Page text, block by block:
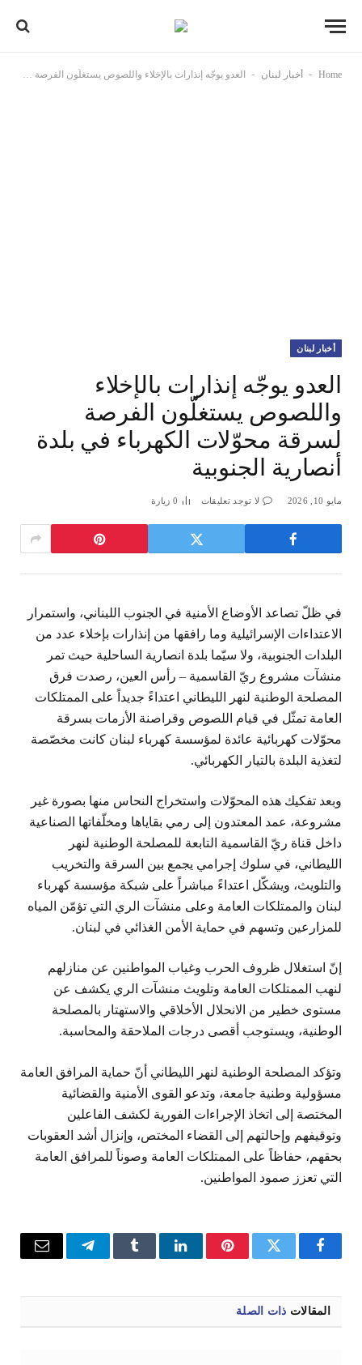
Home
- أخبار لبنان - العدو يوجّه إنذارات بالإخلاء واللصوص يستغلّون الفرصة لسرقة محوّلات الكهرباء في بلدة أنصارية الجنوبية
أخبار لبنان
العدو يوجّه إنذارات بالإخلاء
واللصوص يستغلّون الفرصة
لسرقة محوّلات الكهرباء في بلدة
أنصارية الجنوبية
مايو 10, 2026 لا توجد تعليقات 0 زيارة
في ظلّ تصاعد الأوضاع الأمنية في الجنوب اللبناني، واستمرار
الاعتداءات الإسرائيلية وما رافقها من إنذارات بإخلاء عدد من
البلدات الجنوبية، ولا سيّما بلدة انصارية الساحلية حيث تمر
منشآت مشروع ريّ القاسمية – رأس العين، رصدت فرق
المصلحة الوطنية لنهر الليطاني اعتداءً جديداً على الممتلكات
العامة تمثّل في قيام اللصوص وقراصنة الأزمات بسرقة
محوّلات كهربائية عائدة لمؤسسة كهرباء لبنان كانت مخصّصة
لتغذية البلدة بالتيار الكهربائي.
وبعد تفكيك هذه المحوّلات واستخراج النحاس منها بصورة غير
مشروعة، عمد المعتدون إلى رمي بقاياها ومخلّفاتها الصناعية
داخل قناة ريّ القاسمية التابعة للمصلحة الوطنية لنهر
الليطاني، في سلوك إجرامي يجمع بين السرقة والتخريب
والتلويث، ويشكّل اعتداءً مباشراً على شبكة مؤسسة كهرباء
لبنان والممتلكات العامة وعلى منشآت الري التي تؤمّن المياه
للمزارعين وتسهم في حماية الأمن الغذائي في لبنان.
إنّ استغلال ظروف الحرب وغياب المواطنين عن منازلهم
لنهب الممتلكات العامة وتلويث منشآت الري يكشف عن
مستوى خطير من الانحلال الأخلاقي والاستهتار بالمصلحة
الوطنية، ويستوجب أقصى درجات الملاحقة والمحاسبة.
وتؤكد المصلحة الوطنية لنهر الليطاني أنّ حماية المرافق العامة
مسؤولية وطنية جامعة، وتدعو القوى الأمنية والقضائية
المختصة إلى اتخاذ الإجراءات الفورية لكشف الفاعلين
وتوقيفهم وإحالتهم إلى القضاء المختص، وإنزال أشد العقوبات
بحقهم، حفاظاً على الممتلكات العامة وصوناً للمرافق العامة
التي تعزز صمود المواطنين.
فيسبوكتويتر بينتيريستلينكدإن Tumblr تيلقرام البريد
المقالات ذات الصلة